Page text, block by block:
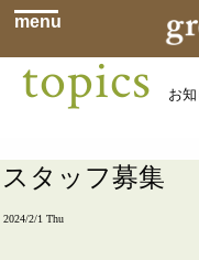
menu
topics お
スタッフ募集
2024/2/1 Thu